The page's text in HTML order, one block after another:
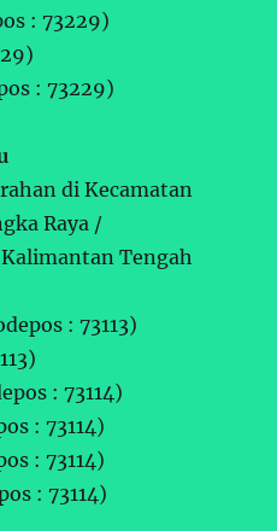
: 73229)
: 73229)
di Kecamatan
Raya /
Tengah
: 73113)
: 73114)
: 73114)
: 73114)
: 73114)